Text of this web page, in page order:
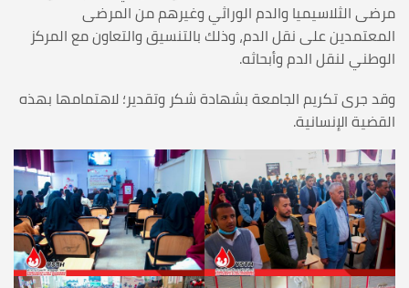
مرضى الثلاسيميا والدم الوراثي وغيرهم من المرضى
المعتمدين على نقل الدم، وذلك بالتنسيق والتعاون مع المركز
الوطني لنقل الدم وأبحاثه.
وقد جرى تكريم الجامعة بشهادة شكر وتقدير؛ لاهتمامها بهذه
القضية الإنسانية.